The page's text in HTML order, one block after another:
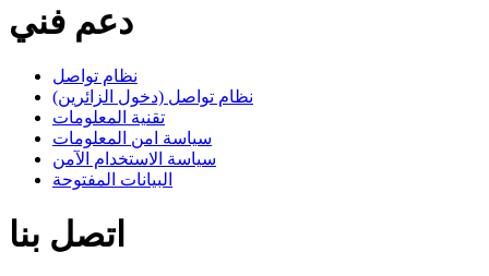
دعم فني
نظام تواصل
نظام تواصل (دخول الزائرين)
تقنية المعلومات
سياسة امن المعلومات
سياسة الاستخدام الآمن
البيانات المفتوحة
اتصل بنا